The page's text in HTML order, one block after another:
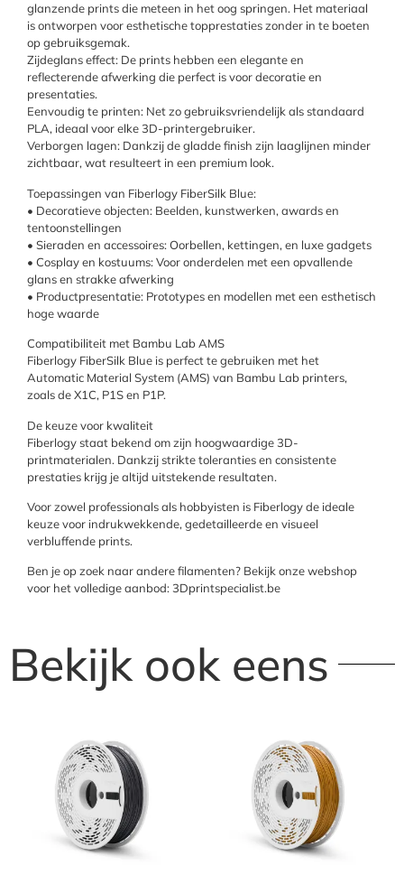
glanzende prints die meteen in het oog springen. Het materiaal
is ontworpen voor esthetische topprestaties zonder in te boeten
op gebruiksgemak.
Zijdeglans effect: De prints hebben een elegante en
reflecterende afwerking die perfect is voor decoratie en
presentaties.
Eenvoudig te printen: Net zo gebruiksvriendelijk als standaard
PLA, ideaal voor elke 3D-printergebruiker.
Verborgen lagen: Dankzij de gladde finish zijn laaglijnen minder
zichtbaar, wat resulteert in een premium look.
Toepassingen van Fiberlogy FiberSilk Blue:
• Decoratieve objecten: Beelden, kunstwerken, awards en
tentoonstellingen
• Sieraden en accessoires: Oorbellen, kettingen, en luxe gadgets
• Cosplay en kostuums: Voor onderdelen met een opvallende
glans en strakke afwerking
• Productpresentatie: Prototypes en modellen met een esthetisch
hoge waarde
Compatibiliteit met Bambu Lab AMS
Fiberlogy FiberSilk Blue is perfect te gebruiken met het
Automatic Material System (AMS) van Bambu Lab printers,
zoals de X1C, P1S en P1P.
De keuze voor kwaliteit
Fiberlogy staat bekend om zijn hoogwaardige 3D-
printmaterialen. Dankzij strikte toleranties en consistente
prestaties krijg je altijd uitstekende resultaten.
Voor zowel professionals als hobbyisten is Fiberlogy de ideale
keuze voor indrukwekkende, gedetailleerde en visueel
verbluffende prints.
Ben je op zoek naar andere filamenten? Bekijk onze webshop
voor het volledige aanbod: 3Dprintspecialist.be
Bekijk ook eens